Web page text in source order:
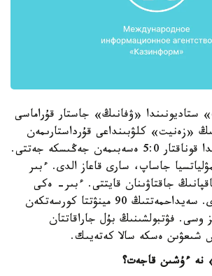
ستاديونىندا «ۋفانىڭ» جاستار قۇراماسى
«زەنيت» كلۋبىنداعى قۇرداستارىمەن
كەزدەستى. بۇل ويىندا قوناقتار 5:0 ەسەبىمەن جەڭىسكە جەتتى.
جاساپ، سارى قاعاز الدى. ءبىر
جاقتاۋىنان قايتتى. ءبىر- ەكى
ايىپ دوبىن ورىندادى. سەيداحمەتتىڭ 90 مينۋتتا كورسەتكەن
وسى. فۋتبولشىنىڭ بۇل جاراقاتتان
شىعۋىن ەسكە سالا كەتەيىك.
نە ءۇشىن قاجەت؟